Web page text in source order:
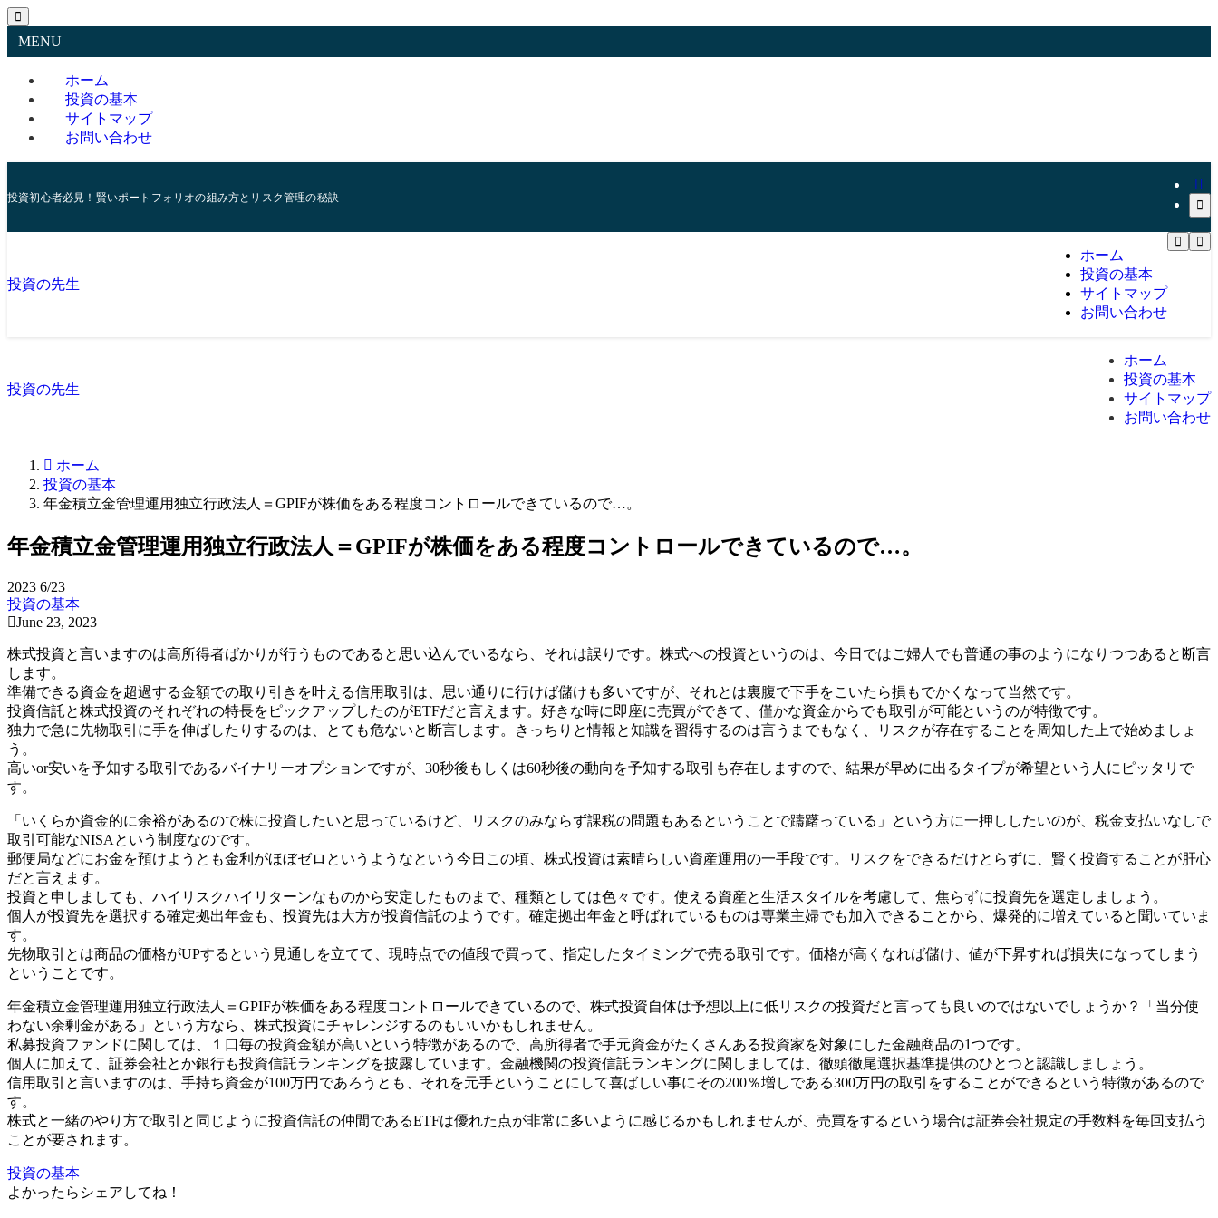
MENU
ホーム
投資の基本
サイトマップ
お問い合わせ
投資初心者必見！賢いポートフォリオの組み方とリスク管理の秘訣
投資の先生
ホーム
投資の基本
サイトマップ
お問い合わせ
投資の先生
ホーム
投資の基本
サイトマップ
お問い合わせ
ホーム
投資の基本
年金積立金管理運用独立行政法人＝GPIFが株価をある程度コントロールできているので…。
年金積立金管理運用独立行政法人＝GPIFが株価をある程度コントロールできているので…。
2023 6/23
投資の基本
June 23, 2023
株式投資と言いますのは高所得者ばかりが行うものであると思い込んでいるなら、それは誤りです。株式への投資というのは、今日ではご婦人でも普通の事のようになりつつあると断言
します。
準備できる資金を超過する金額での取り引きを叶える信用取引は、思い通りに行けば儲けも多いですが、それとは裏腹で下手をこいたら損もでかくなって当然です。
投資信託と株式投資のそれぞれの特長をピックアップしたのがETFだと言えます。好きな時に即座に売買ができて、僅かな資金からでも取引が可能というのが特徴です。
独力で急に先物取引に手を伸ばしたりするのは、とても危ないと断言します。きっちりと情報と知識を習得するのは言うまでもなく、リスクが存在することを周知した上で始めましょ
う。
高いor安いを予知する取引であるバイナリーオプションですが、30秒後もしくは60秒後の動向を予知する取引も存在しますので、結果が早めに出るタイプが希望という人にピッタリで
す。
「いくらか資金的に余裕があるので株に投資したいと思っているけど、リスクのみならず課税の問題もあるということで躊躇っている」という方に一押ししたいのが、税金支払いなしで
取引可能なNISAという制度なのです。
郵便局などにお金を預けようとも金利がほぼゼロというようなという今日この頃、株式投資は素晴らしい資産運用の一手段です。リスクをできるだけとらずに、賢く投資することが肝心
だと言えます。
投資と申しましても、ハイリスクハイリターンなものから安定したものまで、種類としては色々です。使える資産と生活スタイルを考慮して、焦らずに投資先を選定しましょう。
個人が投資先を選択する確定拠出年金も、投資先は大方が投資信託のようです。確定拠出年金と呼ばれているものは専業主婦でも加入できることから、爆発的に増えていると聞いていま
す。
先物取引とは商品の価格がUPするという見通しを立てて、現時点での値段で買って、指定したタイミングで売る取引です。価格が高くなれば儲け、値が下昇すれば損失になってしまう
ということです。
年金積立金管理運用独立行政法人＝GPIFが株価をある程度コントロールできているので、株式投資自体は予想以上に低リスクの投資だと言っても良いのではないでしょうか？「当分使
わない余剰金がある」という方なら、株式投資にチャレンジするのもいいかもしれません。
私募投資ファンドに関しては、１口毎の投資金額が高いという特徴があるので、高所得者で手元資金がたくさんある投資家を対象にした金融商品の1つです。
個人に加えて、証券会社とか銀行も投資信託ランキングを披露しています。金融機関の投資信託ランキングに関しましては、徹頭徹尾選択基準提供のひとつと認識しましょう。
信用取引と言いますのは、手持ち資金が100万円であろうとも、それを元手ということにして喜ばしい事にその200％増しである300万円の取引をすることができるという特徴があるので
す。
株式と一緒のやり方で取引と同じように投資信託の仲間であるETFは優れた点が非常に多いように感じるかもしれませんが、売買をするという場合は証券会社規定の手数料を毎回支払う
ことが要されます。
投資の基本
よかったらシェアしてね！